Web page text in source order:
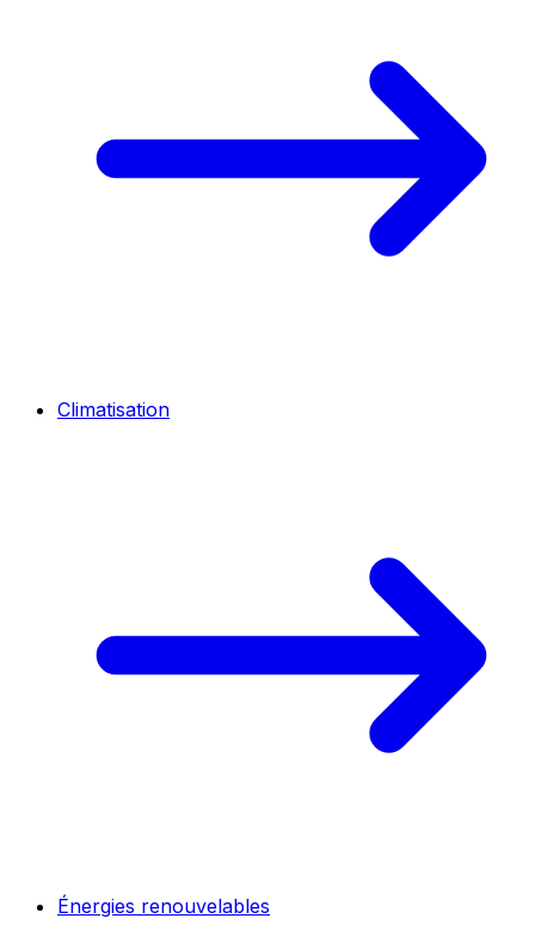
Climatisation
Énergies renouvelables